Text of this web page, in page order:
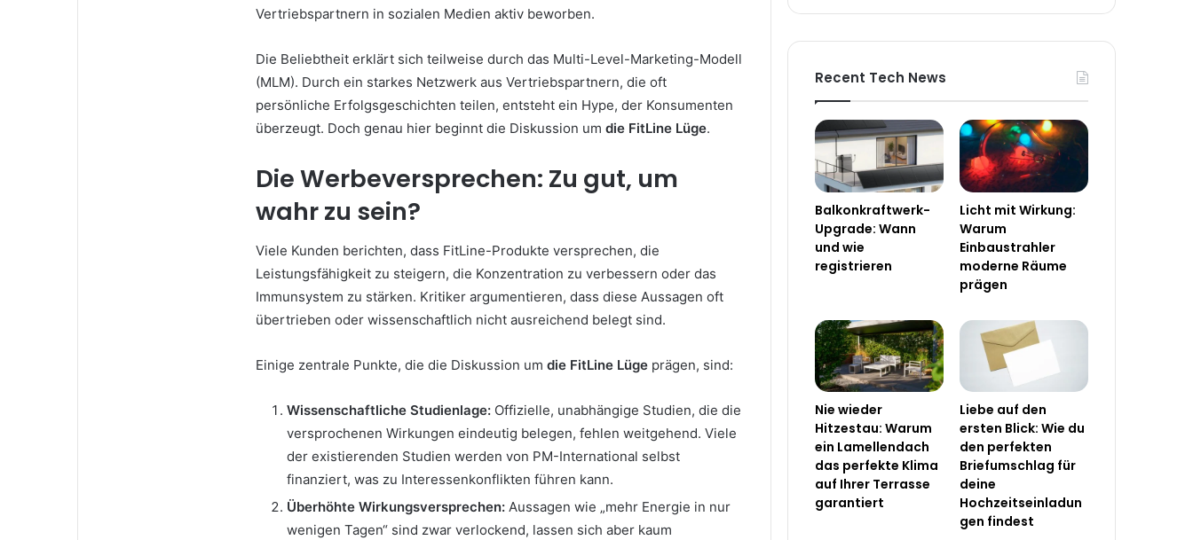
Vertriebspartnern in sozialen Medien aktiv beworben.
Die Beliebtheit erklärt sich teilweise durch das Multi-Level-Marketing-Modell
(MLM). Durch ein starkes Netzwerk aus Vertriebspartnern, die oft
persönliche Erfolgsgeschichten teilen, entsteht ein Hype, der Konsumenten
überzeugt. Doch genau hier beginnt die Diskussion um die FitLine Lüge.
Die Werbeversprechen: Zu gut, um
wahr zu sein?
Viele Kunden berichten, dass FitLine-Produkte versprechen, die
Leistungsfähigkeit zu steigern, die Konzentration zu verbessern oder das
Immunsystem zu stärken. Kritiker argumentieren, dass diese Aussagen oft
übertrieben oder wissenschaftlich nicht ausreichend belegt sind.
Einige zentrale Punkte, die die Diskussion um die FitLine Lüge prägen, sind:
Wissenschaftliche Studienlage: Offizielle, unabhängige Studien, die die
versprochenen Wirkungen eindeutig belegen, fehlen weitgehend. Viele
der existierenden Studien werden von PM-International selbst
finanziert, was zu Interessenkonflikten führen kann.
Überhöhte Wirkungsversprechen: Aussagen wie „mehr Energie in nur
wenigen Tagen“ sind zwar verlockend, lassen sich aber kaum
Recent Tech News
Balkonkraftwerk-
Upgrade: Wann
und wie
registrieren
Licht mit Wirkung:
Warum
Einbaustrahler
moderne Räume
prägen
Nie wieder
Hitzestau: Warum
ein Lamellendach
das perfekte Klima
auf Ihrer Terrasse
garantiert
Liebe auf den
ersten Blick: Wie du
den perfekten
Briefumschlag für
deine
Hochzeitseinladun
gen findest